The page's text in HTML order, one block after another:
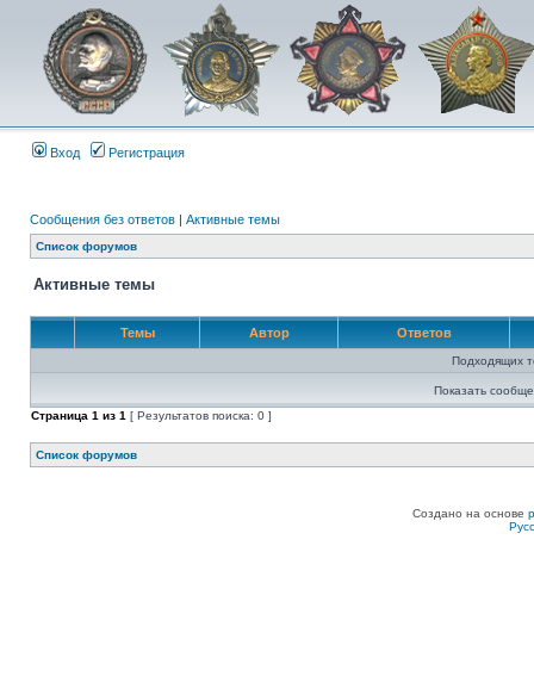
Вход Регистрация
Сообщения без ответов | Активные темы
Список форумов
Активные темы
Темы Автор Ответов
Подходящих
Показать
Страница 1 из 1 [ Результатов поиска: 0 ]
Список форумов
Создано на основе